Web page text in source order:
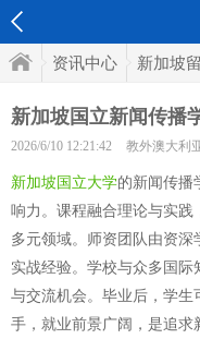
资讯中心 新加坡
新加坡国立新闻传播
2026/6/10 12:21:42 教外澳大利
新加坡国立大学的新闻传播
响力。课程融合理论与实
多元领域。师资团队由资
实战经验。学校与众多国际
与交流机会。毕业后，学
手，就业前景广阔，是追求